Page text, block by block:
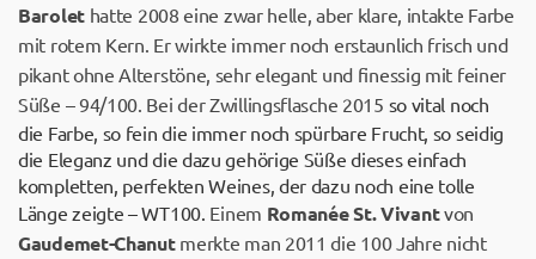
Barolethatte 2008 eine zwar helle, aber klare, intakte Farbe
mit rotem Kern. Er wirkte immer noch erstaunlich frisch und
pikant ohne Alterstöne, sehr elegant und finessig mit feiner
Süße – 94/100. Bei der Zwillingsflasche 2015 so vital noch
die Farbe, so fein die immer noch spürbare Frucht, so seidig
die Eleganz und die dazu gehörige Süße dieses einfach
kompletten, perfekten Weines, der dazu noch eine tolle
Länge zeigte – WT100. Einem Romanée St. Vivantvon
Gaudemet-Chanutmerkte man 2011 die 100 Jahre nicht